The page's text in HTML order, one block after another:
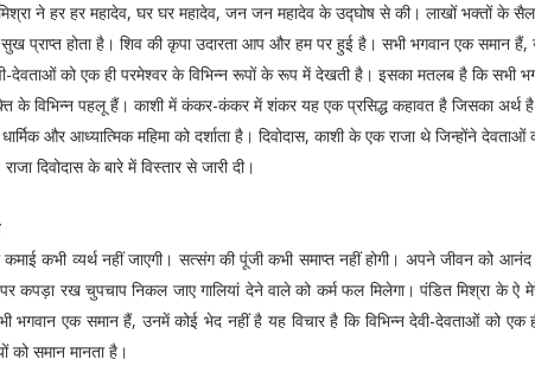
ने हर हर महादेव, घर घर महादेव, जन जन महादेव के उद्घोष से की। लाखों भक्तों के
प्राप्त होता है। शिव की कृपा उदारता आप और हम पर हुई है। सभी भगवान एक समान
देवी-देवताओं को एक ही परमेश्वर के विभिन्न रूपों के रूप में देखती है। इसका मतलब है कि सभी
के विभिन्न पहलू हैं। काशी में कंकर-कंकर में शंकर यह एक प्रसिद्ध कहावत है जिसका अर्थ
और आध्यात्मिक महिमा को दर्शाता है। दिवोदास, काशी के एक राजा थे जिन्होंने देवताओं
दिवोदास के बारे में विस्तार से जारी दी।
कभी व्यर्थ नहीं जाएगी। सत्संग की पूंजी कभी समाप्त नहीं होगी। अपने जीवन को
कपड़ा रख चुपचाप निकल जाए गालियां देने वाले को कर्म फल मिलेगा। पंडित मिश्रा के ऐ
एक समान हैं, उनमें कोई भेद नहीं है यह विचार है कि विभिन्न देवी-देवताओं को एक
को समान मानता है।